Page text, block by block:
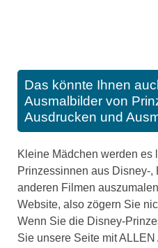
Das könnte Ihnen
Ausmalbilder von
Ausdrucken und
Kleine Mädchen werden es
Prinzessinnen aus Disney-,
anderen Filmen
Website, also zögern Sie
Wenn Sie die Disney-
Sie unsere Seite mit